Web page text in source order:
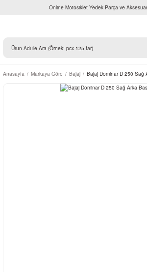
Online Motosiklet Yedek Parça ve
Anasayfa Markaya Göre Bajaj Bajaj Dominar D 250 Sağ